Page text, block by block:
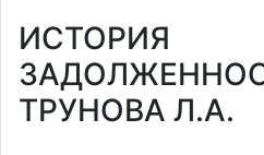
ИСТОРИЯ
ТРУНОВА Л.А.